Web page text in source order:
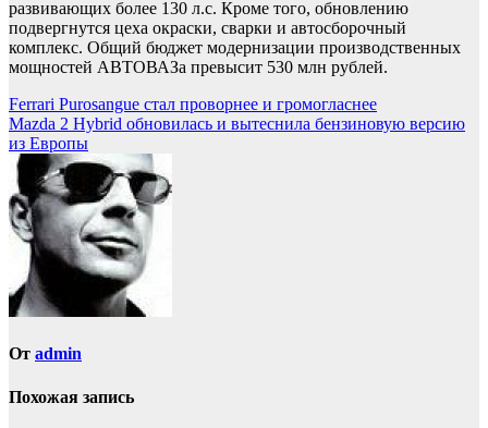
развивающих более 130 л.с. Кроме того, обновлению
подвергнутся цеха окраски, сварки и автосборочный
комплекс. Общий бюджет модернизации производственных
мощностей АВТОВАЗа превысит 530 млн рублей.
Навигация
по
записям
Ferrari Purosangue стал проворнее и громогласнее
Mazda 2 Hybrid обновилась и вытеснила бензиновую версию
из Европы
От admin
Похожая запись